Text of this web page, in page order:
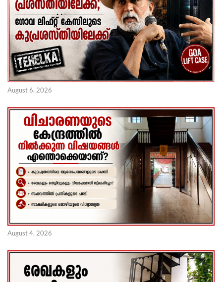
August 6, 2026
August 4, 2026